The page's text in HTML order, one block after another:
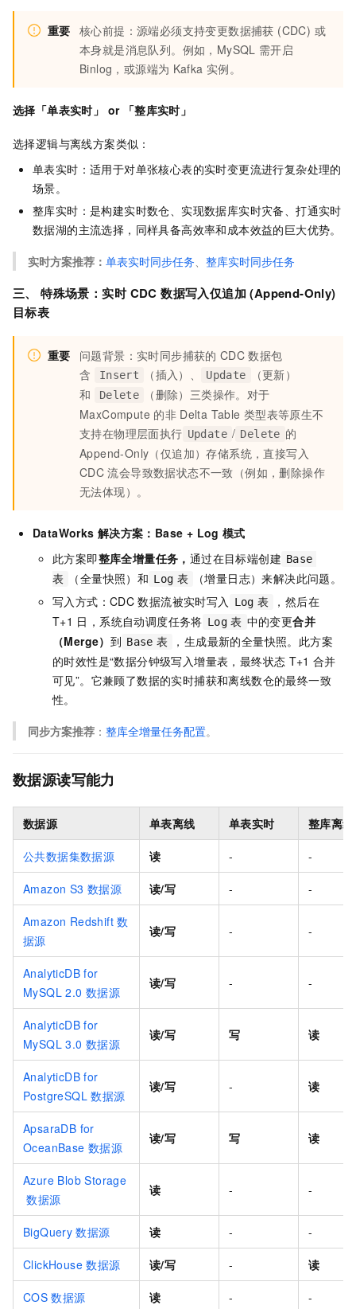
重要 核心前提：源端必须支持变更数据捕获 (CDC) 或
本身就是消息队列。例如，MySQL 需开启
Binlog，或源端为 Kafka 实例。
选择「单表实时」 or 「整库实时」
选择逻辑与离线方案类似：
单表实时：适用于对单张核心表的实时变更流进行复杂处理的
场景。
整库实时：是构建实时数仓、实现数据库实时灾备、打通实时
数据湖的主流选择，同样具备高效率和成本效益的巨大优势。
实时方案推荐： 单表实时同步任务 整库实时同步任务
三、 特殊场景：实时 CDC 数据写入仅追加 (Append-Only)
目标表
重要 问题背景：实时同步捕获的 CDC 数据包
含
Insert （插入）、 Update
（更新）
和
Delete
（删除）三类操作。对于
MaxCompute 的非 Delta Table 类型表等原生不
支持在物理层面执行 Update / Delete 的
Append-Only（仅追加）存储系统，直接写入
CDC 流会导致数据状态不一致（例如，删除操作
无法体现）。
DataWorks 解决方案：Base + Log 模式
此方案即整库全增量任务， 通过在目标端创建 Base
表
（全量快照）和 Log 表
（增量日志）来解决此问题。
写入方式：CDC 数据流被实时写入 Log 表
，然后在
T+1 日，系统自动调度任务将 Log 表 中的变更合并
（Merge） 到 Base 表
，生成最新的全量快照。此方案
的时效性是“数据分钟级写入增量表，最终状态 T+1 合并
可见”。它兼顾了数据的实时捕获和离线数仓的最终一致
性。
同步方案推荐 ： 整库全增量任务配置。
数据源读写能力
数据源 单表离线 单表实时 整库离线
公共数据集数据源 读 - -
Amazon S3 数据源 读/写 - -
Amazon Redshift 数
据源
读/写 - -
AnalyticDB for
MySQL 2.0 数据源
读/写 - -
AnalyticDB for
MySQL 3.0 数据源
读/写 写 读
AnalyticDB for
PostgreSQL 数据源
读/写 - 读
ApsaraDB for
OceanBase 数据源
读/写 写 读
Azure Blob Storage
数据源
读 - -
BigQuery 数据源 读 - -
ClickHouse 数据源 读/写 - 读
COS 数据源 读 - -